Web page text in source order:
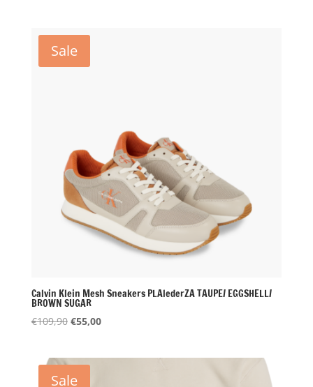
€99,90.
Sale
Calvin Klein Mesh Sneakers PLAlederZA TAUPE/ EGGSHELL/
BROWN SUGAR
€109,90 Oorspronkelijke
€109,90.
€55,00Huidige
Sale